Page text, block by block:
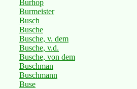
Burhop
Burmeister
Busch
Busche
Busche, v. dem
Busche, v.d.
Busche, von dem
Buschman
Buschmann
Buse